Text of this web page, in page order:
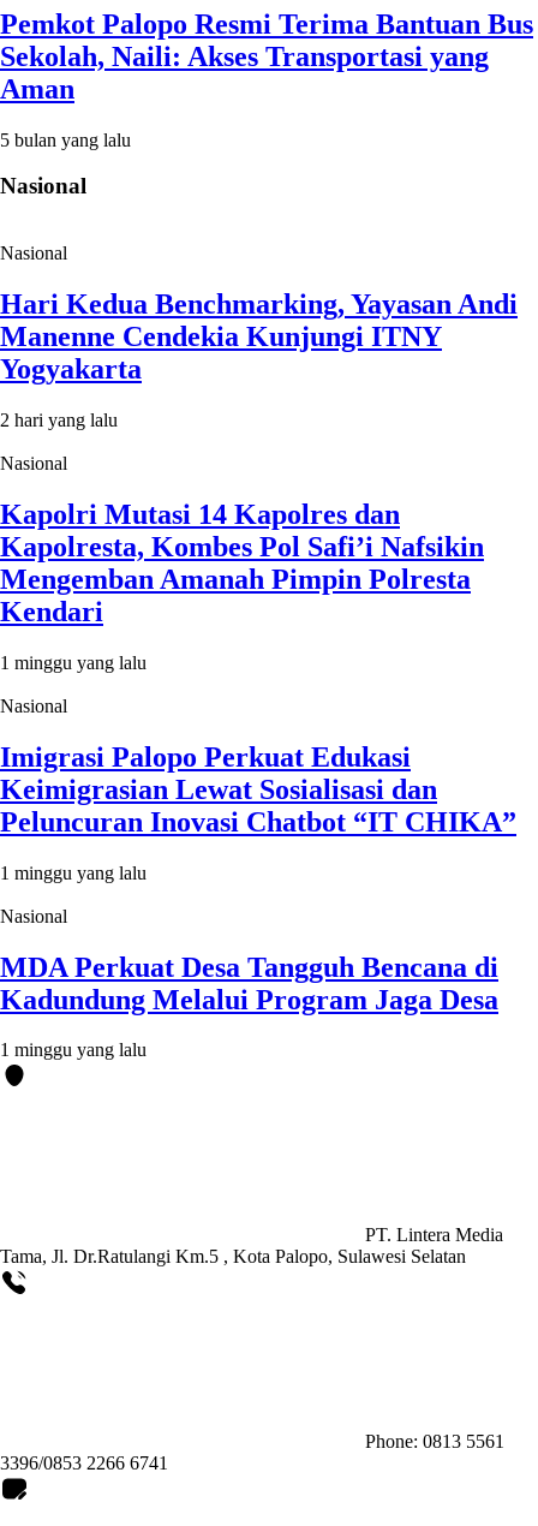
Pemkot Palopo Resmi Terima Bantuan Bus
Sekolah, Naili: Akses Transportasi yang
Aman
5 bulan yang lalu
Nasional
Nasional
Hari Kedua Benchmarking, Yayasan Andi
Manenne Cendekia Kunjungi ITNY
Yogyakarta
2 hari yang lalu
Nasional
Kapolri Mutasi 14 Kapolres dan
Kapolresta, Kombes Pol Safi’i Nafsikin
Mengemban Amanah Pimpin Polresta
Kendari
1 minggu yang lalu
Nasional
Imigrasi Palopo Perkuat Edukasi
Keimigrasian Lewat Sosialisasi dan
Peluncuran Inovasi Chatbot “IT CHIKA”
1 minggu yang lalu
Nasional
MDA Perkuat Desa Tangguh Bencana di
Kadundung Melalui Program Jaga Desa
1 minggu yang lalu
PT. Lintera Media
Tama, Jl. Dr.Ratulangi Km.5 , Kota Palopo, Sulawesi Selatan
Phone: 0813 5561
3396/0853 2266 6741